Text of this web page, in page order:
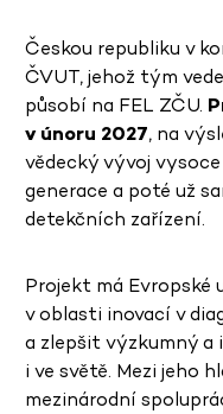
Českou republiku v
ČVUT, jehož tým
působí na FEL ZČU.
v únoru 2027, na
vědecký vývoj
generace a poté už
detekčních zařízení.
Projekt má Evropské
v oblasti inovací v
a zlepšit výzkumný a
i ve světě. Mezi jeho
mezinárodní